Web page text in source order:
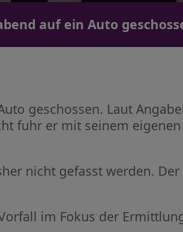
auf ein Auto
geschossen. Laut
fuhr er mit seinem
nicht gefasst werden. Der
im Fokus der